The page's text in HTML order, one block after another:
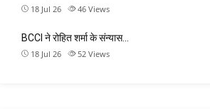
18 Jul 26 46 Views
BCCI ने रोहित शर्मा के संन्यास…
18 Jul 26 52 Views